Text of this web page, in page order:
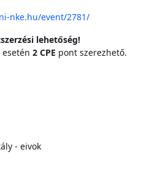
nke.hu/event/2781/
lehetőség!
2 CPE pont szerezhető.
- eivok